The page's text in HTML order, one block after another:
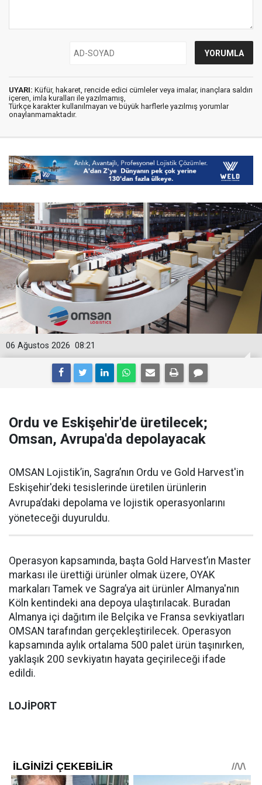
UYARI: Küfür, hakaret, rencide edici cümleler veya imalar, inançlara saldırı
içeren, imla kuralları ile yazılmamış,
Türkçe karakter kullanılmayan ve büyük harflerle yazılmış yorumlar
onaylanmamaktadır.
08:21
06 Ağustos 2026
Ordu ve Eskişehir'de üretilecek;
Omsan, Avrupa'da depolayacak
OMSAN Lojistik’in, Sagra’nın Ordu ve Gold Harvest'in
Eskişehir'deki tesislerinde üretilen ürünlerin
Avrupa’daki depolama ve lojistik operasyonlarını
yöneteceği duyuruldu.
Operasyon kapsamında, başta Gold Harvest’ın Master
markası ile ürettiği ürünler olmak üzere, OYAK
markaları Tamek ve Sagra’ya ait ürünler Almanya'nın
Köln kentindeki ana depoya ulaştırılacak. Buradan
Almanya içi dağıtım ile Belçika ve Fransa sevkiyatları
OMSAN tarafından gerçekleştirilecek. Operasyon
kapsamında aylık ortalama 500 palet ürün taşınırken,
yaklaşık 200 sevkiyatın hayata geçirileceği ifade
edildi.
LOJİPORT